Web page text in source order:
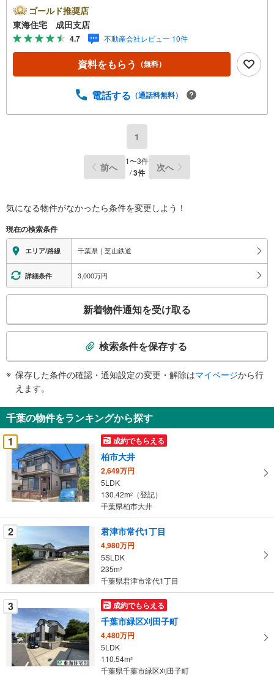
環境は閑静な住宅街ならでは。《東海住宅 成田支店の特
徴》●他の物件もご案内可能です、気になる物件まとめてご
紹介いたします●この街を知り尽くしたプロだから、「買
う」も「売る」も強い。初めての購入でも、住み替えで
も、地域密着55年の東海住宅がトータルサポート！本日、
明日内覧ご希望の方はお電話がスムーズです【通話料無
ゴールド推奨店
東海住宅 成田支店
4.7 不動産会社レビュー 10件
資料をもらう （無料）
電話する （通話料無料）
1
前へ 1〜3件
/3件 次へ
気になる物件がなかったら条件を変更しよう！
現在の検索条件
エリア/路線 千葉県｜芝山鉄道
詳細条件 3,000万円
検
知
を
受
け
取
る
・
条
件
を
マ
イ
ペ
ー
ジ
に
保
存
る
新着物件通知を受け取る
検索条件を保存する
保存した条件の確認・通知設定の変更・解除はマイページから行
えます。
千葉の物件をランキングから探す
1
成約でもらえる
柏市大井
2,649万円
5LDK
130.42m2
（登記）
千葉県柏市大井
2 君津市常代1丁目
4,980万円
5SLDK
235m2
千葉県君津市常代1丁目
3 成約でもらえる
千葉市緑区刈田子町
4,480万円
5LDK
110.54m2
千葉県千葉市緑区刈田子町